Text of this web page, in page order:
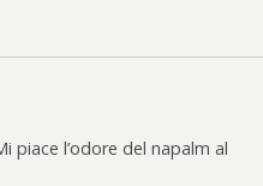
piace l’odore del napalm al